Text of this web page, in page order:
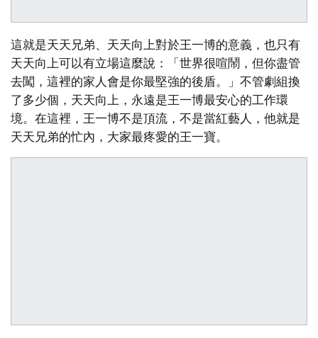
這就是天天兄弟、天天向上對於王一博的意義，也只有
天天向上可以有立場這麼說：「世界很喧鬧，但你盡管
去闖，這裡的家人會是你最堅強的後盾。」不管劇組換
了多少個，天天向上，永遠是王一博最安心的工作環
境。在這裡，王一博不是頂流，不是當紅藝人，他就是
天天兄弟的忙內，大家最疼愛的王一寶。